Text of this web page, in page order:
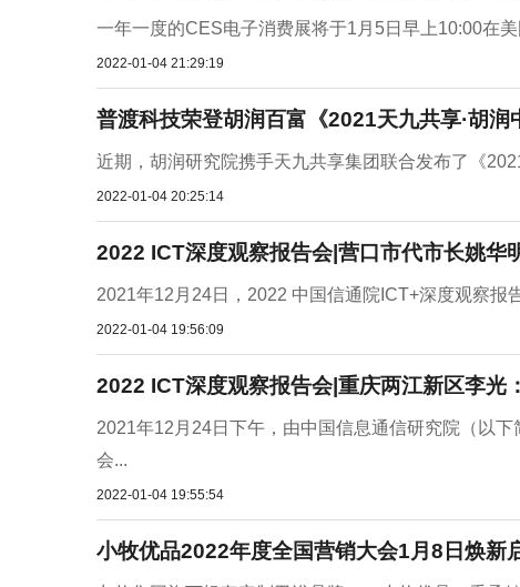
一年一度的CES电子消费展将于1月5日早上10:00在
2022-01-04 21:29:19
普渡科技荣登胡润百富《2021天九共享·胡润
近期，胡润研究院携手天九共享集团联合发布了《
2022-01-04 20:25:14
2022 ICT深度观察报告会|营口市代市长姚华
2021年12月24日，2022 中国信通院ICT+深度观察
2022-01-04 19:56:09
2022 ICT深度观察报告会|重庆两江新区李光
2021年12月24日下午，由中国信息通信研究院（以
会...
2022-01-04 19:55:54
小牧优品2022年度全国营销大会1月8日焕新